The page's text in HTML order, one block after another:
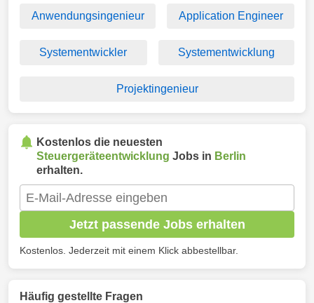
Anwendungsingenieur Application Engineer
Systementwickler Systementwicklung
Projektingenieur
Kostenlos die neuesten
Steuergeräteentwicklung Jobs in Berlin
erhalten.
Jetzt passende Jobs erhalten
Kostenlos. Jederzeit mit einem Klick abbestellbar.
Häufig gestellte Fragen